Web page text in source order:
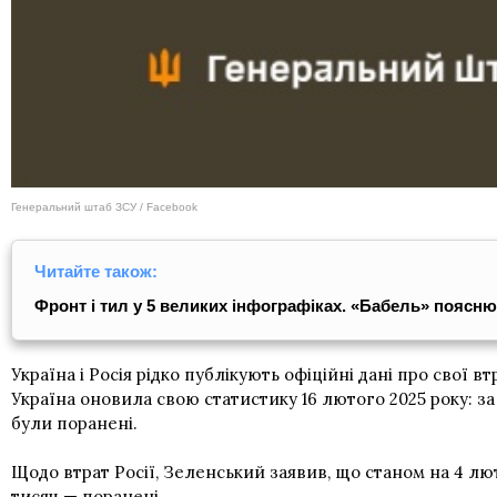
Генеральний штаб ЗСУ / Facebook
Читайте також:
Фронт і тил у 5 великих інфографіках. «Бабель»
Україна і Росія рідко публікують офіційні дані про
Україна оновила свою статистику 16 лютого 2025 року:
були поранені.
Щодо втрат Росії, Зеленський заявив, що станом на 4